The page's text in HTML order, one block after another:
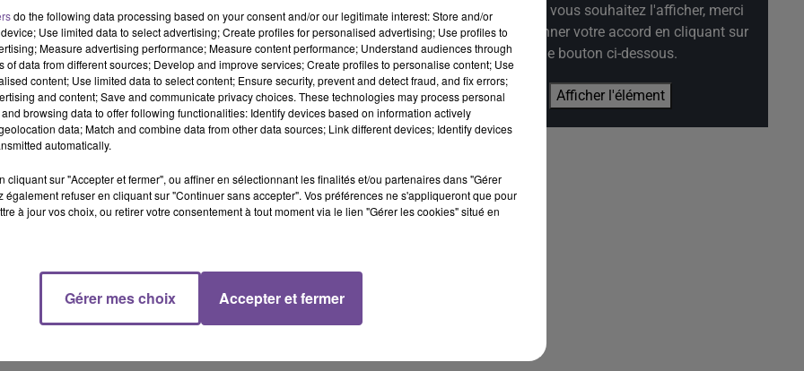
Palmer au poste de directeur sportif. Contacté par Lionel
l'équipe avec les moyens disponibles. Déjà en poste entre
pour le club.
dans ses bureaux.
pour le poste dedirecteur administratif et financier. Ces
club.
prise lors de laréunion plénière de la DNCCG le 25 juin
qui promet un avenir prometteur pour le Limoges CSP
Lionel Peluhet
exprimé. Si vous souhaitez l'afficher, merci
de nous donner votre accord en cliquant sur
le bouton ci-dessous.
Afficher l'élément
do the following data processing based on your consent and/or our legitimate interest: Store and/or
Use limited data to select advertising; Create profiles for personalised advertising; Use profiles to
Measure advertising performance; Measure content performance; Understand audiences through
of data from different sources; Develop and improve services; Create profiles to personalise content; Use
content; Use limited data to select content; Ensure security, prevent and detect fraud, and fix errors;
and content; Save and communicate privacy choices. These technologies may process personal
browsing data to offer following functionalities: Identify devices based on information actively
data; Match and combine data from other data sources; Link different devices; Identify devices
automatically.
cliquant sur "Accepter et fermer", ou affiner en sélectionnant les finalités et/ou partenaires dans "Gérer
également refuser en cliquant sur "Continuer sans accepter". Vos préférences ne s'appliqueront que pour
à jour vos choix, ou retirer votre consentement à tout moment via le lien "Gérer les cookies" situé en
Gérer mes choix Accepter et fermer